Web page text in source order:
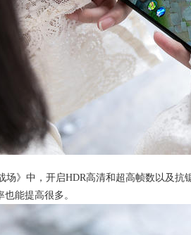
场》中，开启HDR高清和超高帧数以及
能提高很多。